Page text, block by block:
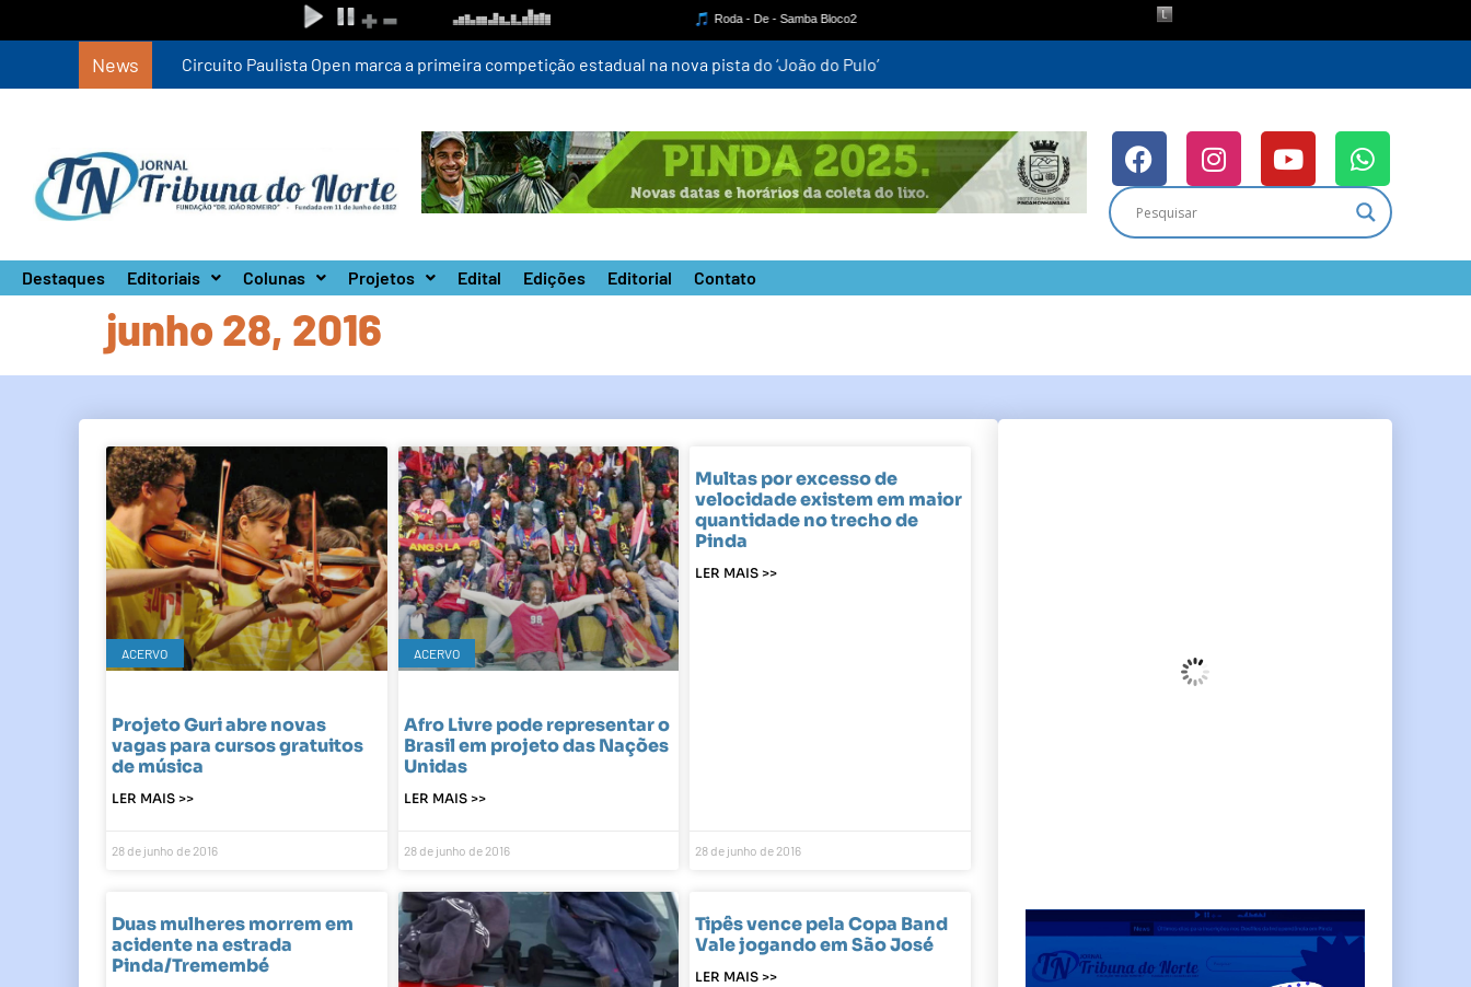
News Circuito Paulista Open marca a primeira competição estadual na nova pista do ‘João do Pulo’
Destaques Editoriais Colunas Projetos Edital Edições Editorial Contato
junho 28, 2016
ACERVO
Projeto Guri abre novas
vagas para cursos gratuitos
de música
LER MAIS >>
28 de junho de 2016
ACERVO
Afro Livre pode representar o
Brasil em projeto das Nações
Unidas
LER MAIS >>
28 de junho de 2016
Multas por excesso de
velocidade existem em maior
quantidade no trecho de
Pinda
LER MAIS >>
28 de junho de 2016
Duas mulheres morrem em
acidente na estrada
Pinda/Tremembé
Tipês vence pela Copa Band
Vale jogando em São José
LER MAIS >>
Wind Gust:10 Km/h